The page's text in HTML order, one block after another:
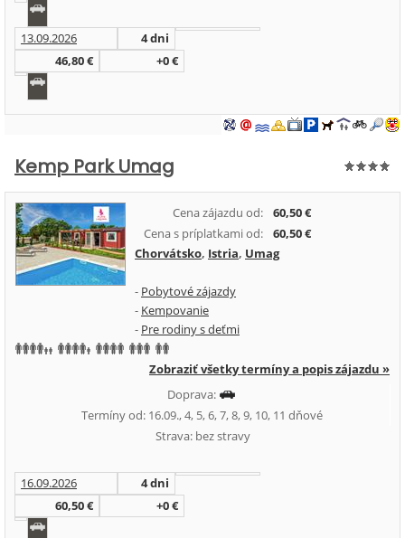
13.09.2026
4 dni
46,80 €
+0 €
Kemp Park Umag
Cena zájazdu od:
60,50 €
Cena s príplatkami od:
60,50 €
Chorvátsko, Istria, Umag
- Pobytové zájazdy
- Kempovanie
- Pre rodiny s deťmi
Zobraziť všetky termíny a popis zájazdu »
Doprava:
Termíny od: 16.09., 4, 5, 6, 7, 8, 9, 10, 11 dňové
Strava: bez stravy
16.09.2026
4 dni
60,50 €
+0 €